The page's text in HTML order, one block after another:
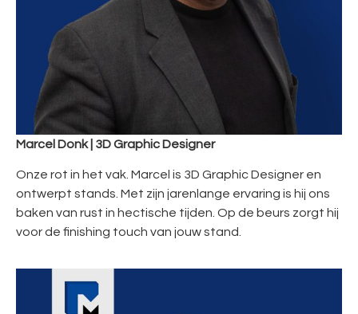
Marcel Donk | 3D Graphic Designer
Onze rot in het vak. Marcel is 3D Graphic Designer en
ontwerpt stands. Met zijn jarenlange ervaring is hij ons
baken van rust in hectische tijden. Op de beurs zorgt hij
voor de finishing touch van jouw stand.